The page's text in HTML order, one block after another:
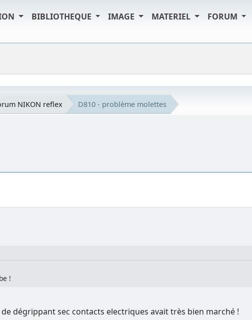
BIBLIOTHEQUE IMAGE MATERIEL FORUM
NIKON reflex D810 - problème molettes
!
dégrippant sec contacts electriques avait très bien marché !